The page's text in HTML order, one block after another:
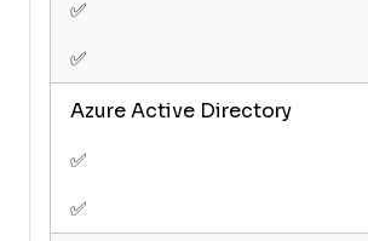
✅
✅
Azure Active Directory
✅
✅